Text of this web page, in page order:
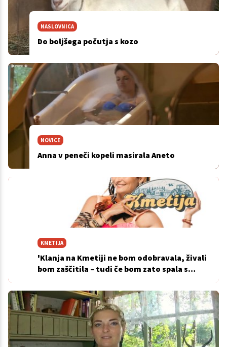
NASLOVNICA
Do boljšega počutja s kozo
NOVICE
Anna v peneči kopeli masirala Aneto
KMETIJA
'Klanja na Kmetiji ne bom odobravala, živali
bom zaščitila – tudi če bom zato spala s